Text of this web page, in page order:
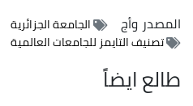
المصدروأج
الجامعة الجزائرية
تصنيف التايمز للجامعات العالمية
طالع ايضاً